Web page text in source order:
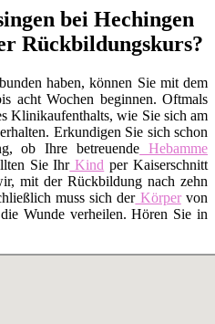
bei Hechingen
Rückbildungskurs?
haben, können Sie mit dem
acht Wochen beginnen. Oftmals
Klinikaufenthalts, wie Sie sich am
Erkundigen Sie sich schon
ob Ihre betreuende Hebamme
Sie IhrKind per Kaiserschnitt
mit der Rückbildung nach zehn
muss sich derKörpervon
Wunde verheilen. Hören Sie in